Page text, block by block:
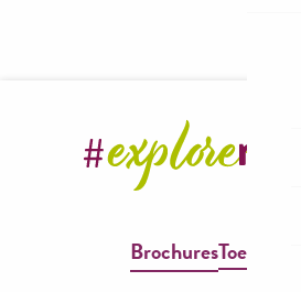
De aanpak en
Aangepaste
Brochures